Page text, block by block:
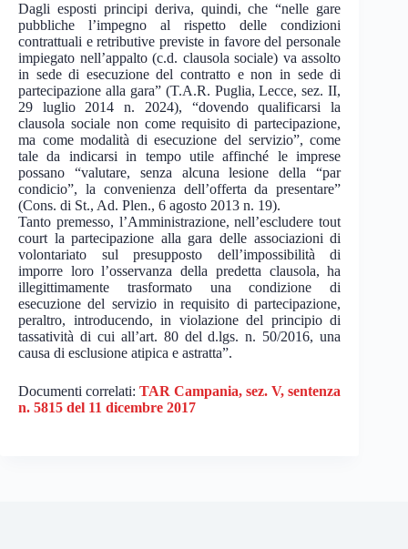
Dagli esposti principi deriva, quindi, che “nelle gare
pubbliche l’impegno al rispetto delle condizioni
contrattuali e retributive previste in favore del personale
impiegato nell’appalto (c.d. clausola sociale) va assolto
in sede di esecuzione del contratto e non in sede di
partecipazione alla gara” (T.A.R. Puglia, Lecce, sez. II,
29 luglio 2014 n. 2024), “dovendo qualificarsi la
clausola sociale non come requisito di partecipazione,
ma come modalità di esecuzione del servizio”, come
tale da indicarsi in tempo utile affinché le imprese
possano “valutare, senza alcuna lesione della “par
condicio”, la convenienza dell’offerta da presentare”
(Cons. di St., Ad. Plen., 6 agosto 2013 n. 19).
Tanto premesso, l’Amministrazione, nell’escludere tout
court la partecipazione alla gara delle associazioni di
volontariato sul presupposto dell’impossibilità di
imporre loro l’osservanza della predetta clausola, ha
illegittimamente trasformato una condizione di
esecuzione del servizio in requisito di partecipazione,
peraltro, introducendo, in violazione del principio di
tassatività di cui all’art. 80 del d.lgs. n. 50/2016, una
causa di esclusione atipica e astratta”.
Documenti correlati: TAR Campania, sez. V, sentenza
n. 5815 del 11 dicembre 2017